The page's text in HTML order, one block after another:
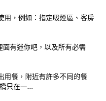
用，例如：指定吸煙區、客房
有迷你吧，以及所有必需
用餐，附近有許多不同的餐
只在一...